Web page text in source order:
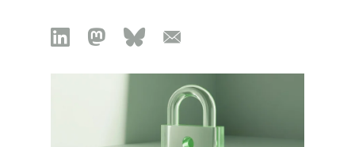
 🦣︎ 🦋︎ 📧︎